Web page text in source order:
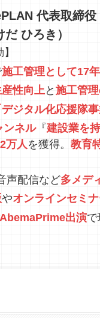
代表取締役
ひろき）
施工管理として17
性向上と 施工管
ジタル化応援隊
ンネル『建設業を
万人を獲得。 教育
声配信など多メデ
やオンラインセミ
AbemaPrime出演で